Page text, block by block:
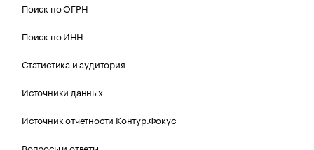
Поиск по ОГРН
Поиск по ИНН
Статистика и аудитория
Источники данных
Источник отчетности Контур.Фокус